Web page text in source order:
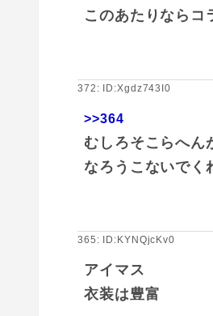
このあたりならコ
372: ID:Xgdz743I0
>>364
むしろそこらへん
なろうこないで
365: ID:KYNQjcKv0
アイマス
衣装は豊富